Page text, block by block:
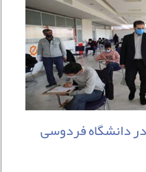
دانشگاه فردوسی